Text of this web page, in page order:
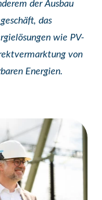
der Ausbau
das
wie PV-
von
Energien.